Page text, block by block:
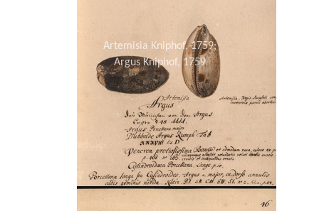
Artemisia Kniphof, 1759;
Argus Kniphof, 1759